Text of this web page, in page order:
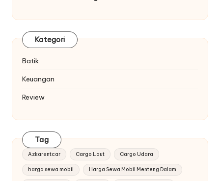
Kategori
Batik
Keuangan
Review
Tag
Azkarentcar Cargo Laut Cargo Udara
harga sewa mobil Harga Sewa Mobil Menteng Dalam